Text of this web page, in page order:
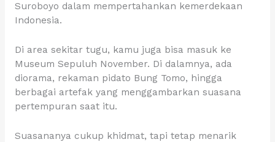
Suroboyo dalam mempertahankan kemerdekaan
Indonesia.
Di area sekitar tugu, kamu juga bisa masuk ke
Museum Sepuluh November. Di dalamnya, ada
diorama, rekaman pidato Bung Tomo, hingga
berbagai artefak yang menggambarkan suasana
pertempuran saat itu.
Suasananya cukup khidmat, tapi tetap menarik